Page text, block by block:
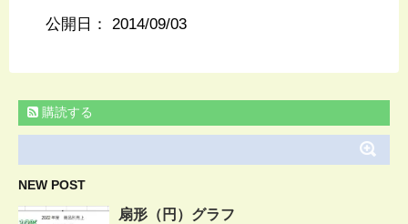
公開日： 2014/09/03
購読する
NEW POST
扇形（円）グラフ